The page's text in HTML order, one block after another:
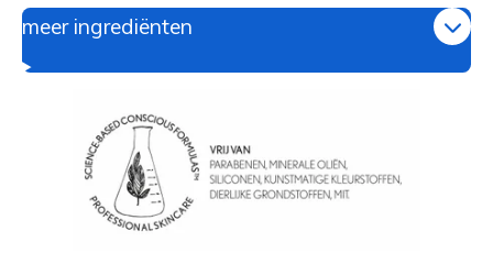
meer ingrediënten